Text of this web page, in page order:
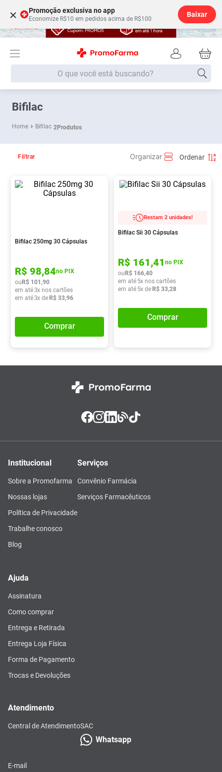
× Promoção exclusiva no app
Economize R$10 em pedidos acima de R$100
Baixar
O que você está buscando?
Bifilac
Bifilac 2Produtos
Filtrar
Bifilac 250mg 30 Cápsulas
R$ 98,84no PIX
ouR$ 101 ,90
em até3x nos cartões
em até3x deR$ 33,96
Comprar
Restam 2 unidades!
Bifilac Sii 30 Cápsulas
R$ 161,41 no PIX
ouR$ 166,40
em até 5x nos cartões
em até 5x deR$ 33,28
Comprar
Institucional
Sobre a Promofarma
Nossas lojas
Política de Privacidade
Trabalhe conosco
Blog
Serviços
Convênio Farmácia
Serviços Farmacêuticos
Ajuda
Assinatura
Como comprar
Entrega e Retirada
Entrega Loja Física
Forma de Pagamento
Trocas e Devoluções
Atendimento
Central de AtendimentoSAC
Whatsapp
E-mail
Termos mais buscados
1 º Fralda
3º
º Fralda G
10 º Vitamina D